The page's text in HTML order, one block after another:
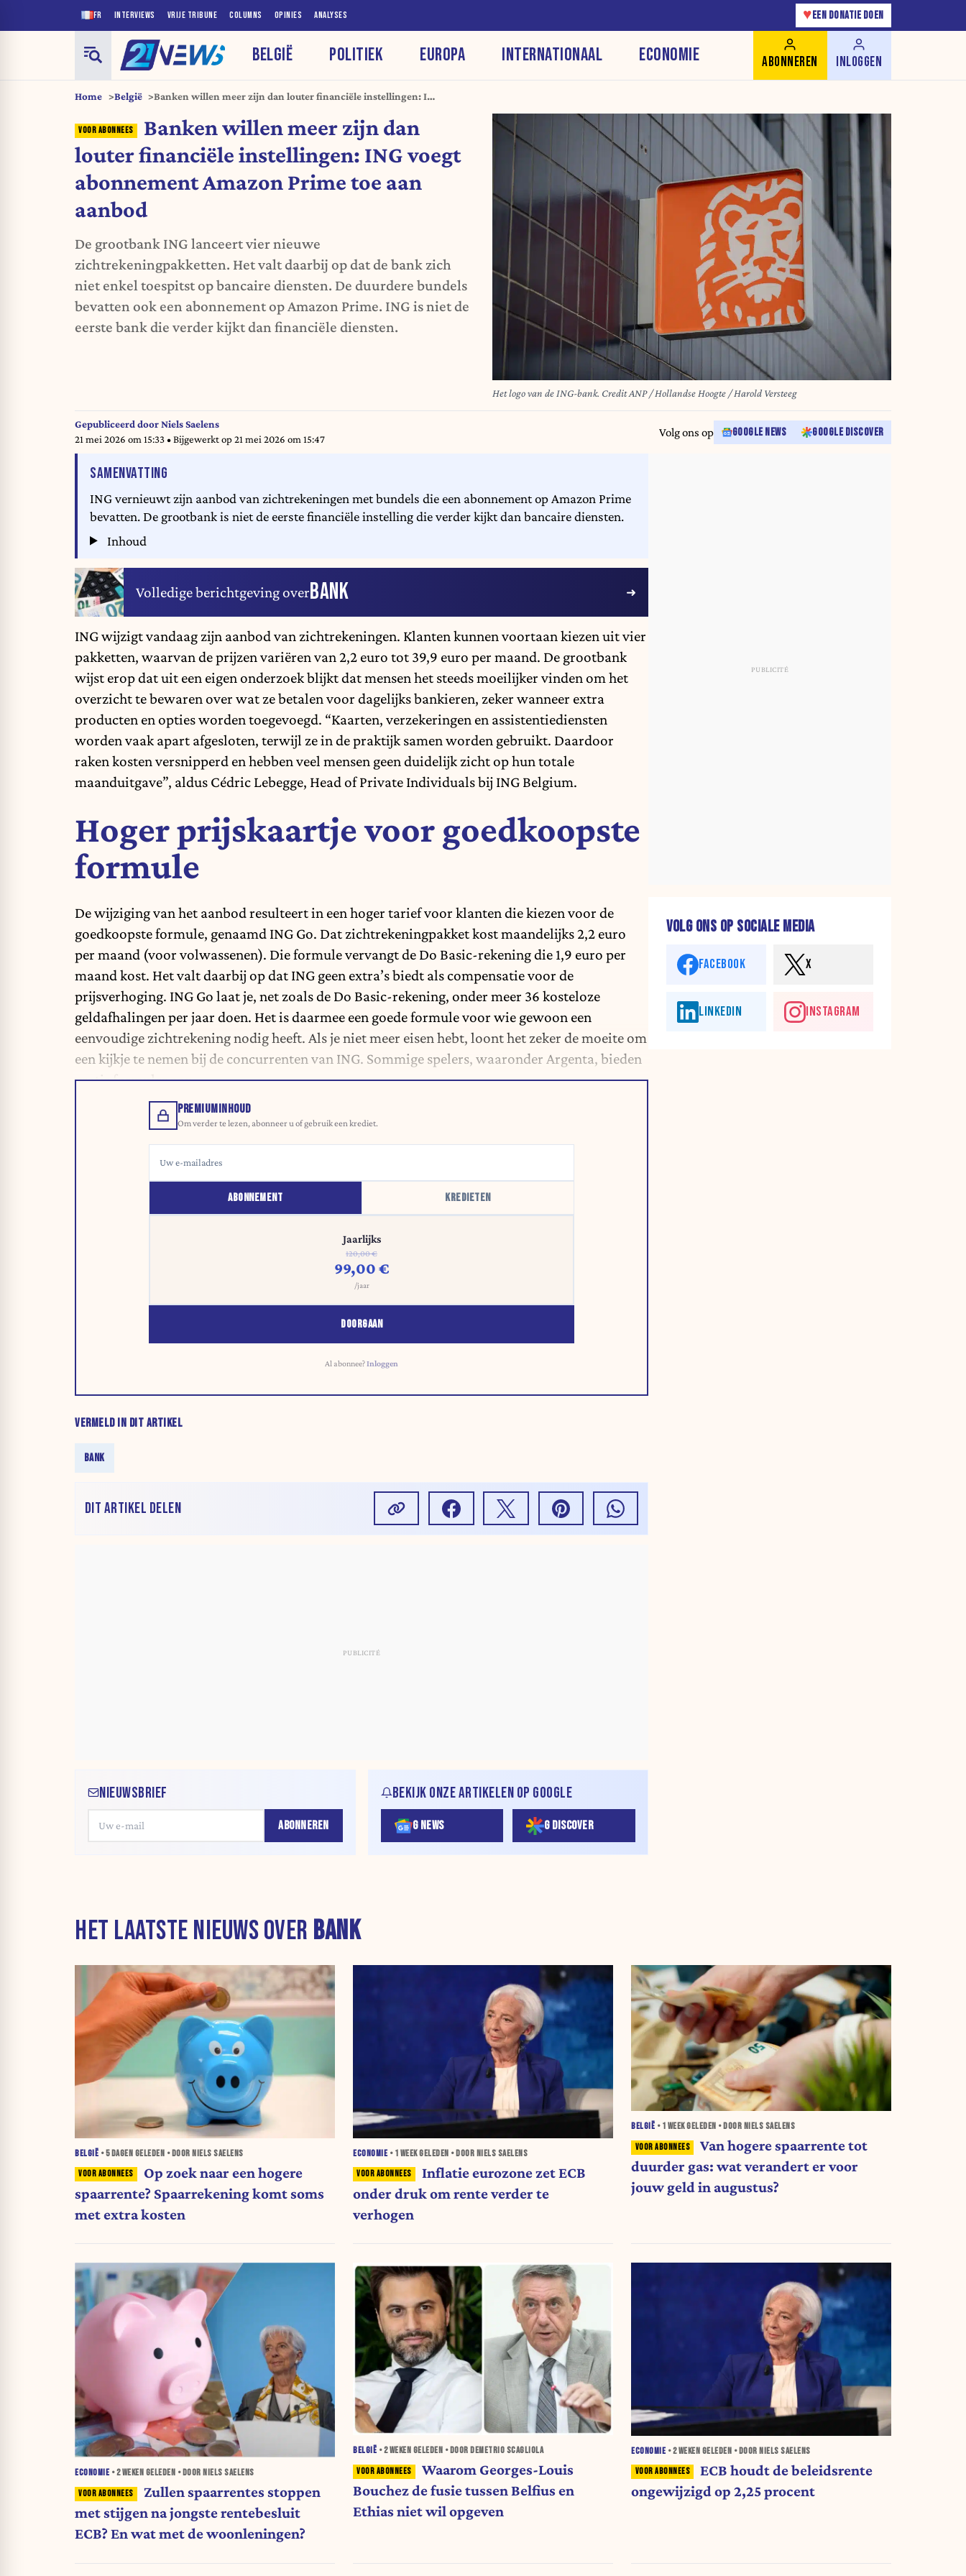
FR INTERVIEWS VRIJE TRIBUNE COLUMNS OPINIES ANALYSES ♥ EEN DONATIE DOEN
BELGIË POLITIEK EUROPA INTERNATIONAAL ECONOMIE ABONNEREN INLOGGEN
Home België
Banken willen meer zijn dan louter financiële instellingen: ING
Banken willen meer zijn dan
louter financiële instellingen: ING voegt
abonnement Amazon Prime toe aan
aanbod
De grootbank ING lanceert vier nieuwe
zichtrekeningpakketten. Het valt daarbij op dat de bank zich
niet enkel toespitst op bancaire diensten. De duurdere bundels
bevatten ook een abonnement op Amazon Prime. ING is niet de
eerste bank die verder kijkt dan financiële diensten.
Het logo van de ING-bank. Credit ANP / Hollandse Hoogte / Harold Versteeg
Gepubliceerd doorNiels Saelens
21 mei 2026 om 15:33• Bijgewerkt op21 mei 2026 om 15:47
Volg ons op GOOGLE NEWS GOOGLE DISCOVER
SAMENVATTING
ING vernieuwt zijn aanbod van zichtrekeningen met bundels die een abonnement op Amazon Prime
bevatten. De grootbank is niet de eerste financiële instelling die verder kijkt dan bancaire diensten.
Inhoud
Volledige berichtgeving overBANK
INGwijzigt vandaag zijn aanbod van zichtrekeningen. Klanten kunnen voortaan kiezen uit vier
pakketten, waarvan de prijzen variëren van 2,2 euro tot 39,9 euro per maand. De grootbank
wijst erop dat uit een eigen onderzoek blijkt dat mensen het steeds moeilijker vinden om het
overzicht te bewaren over wat ze betalen voor dagelijks bankieren, zeker wanneer extra
producten en opties worden toegevoegd. “Kaarten, verzekeringen en assistentiediensten
worden vaak apart afgesloten, terwijl ze in de praktijk samen worden gebruikt. Daardoor
raken kosten versnipperd en hebben veel mensen geen duidelijk zicht op hun totale
maanduitgave”, aldus Cédric Lebegge, Head of Private Individuals bij ING Belgium.
Hoger prijskaartje voor goedkoopste
formule
De wijziging van het aanbod resulteert in een hoger tarief voor klanten die kiezen voor de
goedkoopste formule, genaamd ING Go. Dat zichtrekeningpakket kost maandelijks 2,2 euro
per maand (voor volwassenen). Die formule vervangt de Do Basic-rekening die 1,9 euro per
maand kost. Het valt daarbij op dat ING geen extra’s biedt als compensatie voor de
prijsverhoging. ING Go laat je, net zoals de Do Basic-rekening, onder meer 36 kosteloze
geldafhalingen per jaar doen. Het is daarmee een goede formule voor wie gewoon een
eenvoudige zichtrekening nodig heeft. Als je niet meer eisen hebt, loont het zeker de moeite om
een kijkje te nemen bij de concurrenten van ING. Sommige spelers, waaronder Argenta, bieden
gratis formules aan.
PREMIUMINHOUD
Om verder te lezen, abonneer u of gebruik een krediet.
ABONNEMENT KREDIETEN
Jaarlijks
120,00 €
99,00 €
/jaar
DOORGAAN
Al abonnee?Inloggen
VERMELD IN DIT ARTIKEL
BANK
DIT ARTIKEL DELEN
NIEUWSBRIEF
ABONNEREN
BEKIJK ONZE ARTIKELEN OP GOOGLE
G NEWS G DISCOVER
VOLG ONS OP SOCIALE MEDIA
FACEBOOK X
LINKEDIN INSTAGRAM
HET LAATSTE NIEUWS OVER BANK
BELGIË •5 DAGEN GELEDEN • DOOR NIELS SAELENS
Op zoek naar een hogere
spaarrente? Spaarrekening komt soms
met extra kosten
ECONOMIE • 1 WEEKGELEDEN • DOOR NIELS SAELENS
Inflatie eurozone zet ECB
onder druk om rente verder te
verhogen
BELGIË • 1 WEEKGELEDEN • DOOR NIELS SAELENS
Van hogere spaarrente tot
duurder gas: wat verandert er voor
jouw geld in augustus?
ECONOMIE •2 WEKEN GELEDEN • DOOR NIELS SAELENS
Zullen spaarrentes stoppen
met stijgen na jongste rentebesluit
ECB? En wat met de woonleningen?
BELGIË •2 WEKEN GELEDEN • DOOR DEMETRIO SCAGLIOLA
Waarom Georges-Louis
Bouchez de fusie tussen Belfius en
Ethias niet wil opgeven
ECONOMIE •2 WEKEN GELEDEN • DOOR NIELS SAELENS
ECB houdt de beleidsrente
ongewijzigd op 2,25 procent